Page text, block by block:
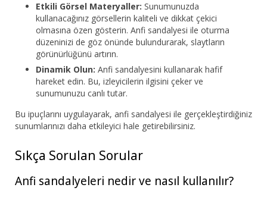
Etkili Görsel Materyaller: Sunumunuzda
kullanacağınız görsellerin kaliteli ve dikkat çekici
olmasına özen gösterin. Anfi sandalyesi ile oturma
düzeninizi de göz önünde bulundurarak, slaytların
görünürlüğünü artırın.
Dinamik Olun: Anfi sandalyesini kullanarak hafif
hareket edin. Bu, izleyicilerin ilgisini çeker ve
sunumunuzu canlı tutar.
Bu ipuçlarını uygulayarak, anfi sandalyesi ile gerçekleştirdiğiniz
sunumlarınızı daha etkileyici hale getirebilirsiniz.
Sıkça Sorulan Sorular
Anfi sandalyeleri nedir ve nasıl kullanılır?